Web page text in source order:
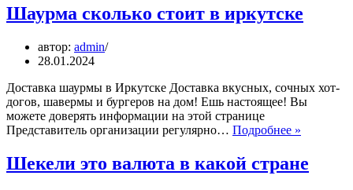
и
дизайна
Шаурма сколько стоит в иркутске
автор: admin
28.01.2024
Доставка шаурмы в Иркутске Доставка вкусных, сочных хот-
догов, шавермы и бургеров на дом! Ешь настоящее! Вы
можете доверять информации на этой странице
Представитель организации регулярно… Подробнее »
в
Шекели это валюта в какой стране